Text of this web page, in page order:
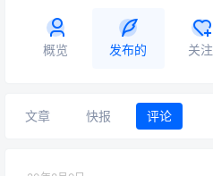
概览 发布的 关注
文章 快报 评论